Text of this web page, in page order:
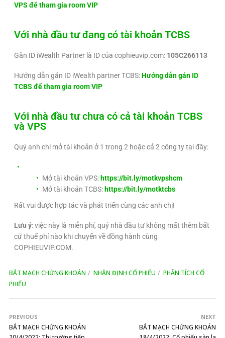
VPS để tham gia room VIP
Với nhà đầu tư đang có tài khoản TCBS
Gắn ID iWealth Partner là ID của cophieuvip.com: 105C266113
Hướng dẫn gắn ID iWealth partner TCBS:Hướng dẫn gán ID
TCBS để tham gia room VIP
Với nhà đầu tư chưa có cả tài khoản TCBS
và VPS
Quý anh chị mở tài khoản ở 1 trong 2 hoặc cả 2 công ty tại đây:
Mở tài khoản VPS: https://bit.ly/motkvpshcm
Mở tài khoản TCBS: https://bit.ly/motktcbs
Rất vui được hợp tác và phát triển cùng các anh chị!
Lưu ý: việc này là miễn phí, quý nhà đầu tư không mất thêm bất
cứ thuế phí nào khi chuyển về đồng hành cùng
COPHIEUVIP.COM.
BẮT MẠCH CHỨNG KHOÁN NHẬN ĐỊNH CỔ PHIẾU
PHÂN TÍCH CỔ
PHIẾU
PREVIOUS
BẮT MẠCH CHỨNG KHOÁN
NEXT
BẮT MẠCH CHỨNG KHOÁN